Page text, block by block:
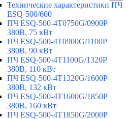
Технические характеристики ПЧ
ESQ-500/600
ПЧ ESQ-500-4T0750G/0900P
380В, 75 кВт
ПЧ ESQ-500-4T0900G/1100P
380В, 90 кВт
ПЧ ESQ-500-4T1100G/1320P
380В, 110 кВт
ПЧ ESQ-500-4T1320G/1600P
380В, 132 кВт
ПЧ ESQ-500-4T1600G/1850P
380В, 160 кВт
ПЧ ESQ-500-4T1850G/2000P